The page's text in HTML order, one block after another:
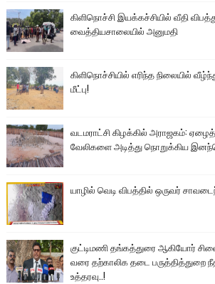
கிளிநொச்சி இயக்கச்சியில் வீதி
வைத்தியசாலையில் அனுமதி
கிளிநொச்சியில் எரிந்த நிலையில்
மீட்பு!
வடமராட்சி கிழக்கில் அராஜகம்:
வேலிகளை அடித்து நொறுக்கிய
யாழில் வெடி விபத்தில் ஒருவர்
குட்டிமணி தங்கத்துரை ஆகியோர்
வரை தற்காலிக தடை பருத்தித்துறை
உத்தரவு..!